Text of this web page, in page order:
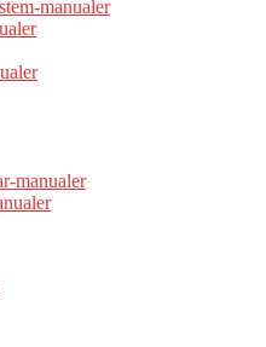
manualer
manualer